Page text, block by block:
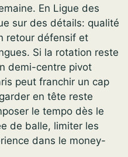
En Ligue des
sur des détails: qualité
retour défensif et
Si la rotation reste
demi-centre pivot
peut franchir un cap
en tête reste
le tempo dès le
de balle, limiter les
dans le money-